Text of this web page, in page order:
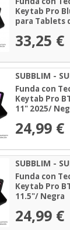
Keytab Pro
para Tablets
33,25 €
SUBBLIM -
Funda con
Keytab Pro
11" 2025/
24,99 €
SUBBLIM -
Funda con
Keytab Pro
11.5"/ Negra
24,99 €